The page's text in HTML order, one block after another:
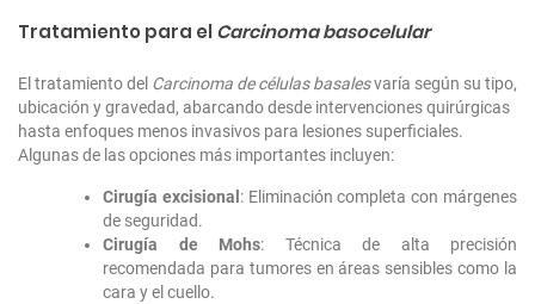
Tratamiento para elCarcinoma basocelular
El tratamiento del Carcinoma de células basalesvaría según su tipo,
ubicación y gravedad, abarcando desde intervenciones quirúrgicas
hasta enfoques menos invasivos para lesiones superficiales.
Algunas de las opciones más importantes incluyen:
Cirugía excisional : Eliminación completa con márgenes
de seguridad.
Cirugía de Mohs: Técnica de alta precisión
recomendada para tumores en áreas sensibles como la
cara y el cuello.